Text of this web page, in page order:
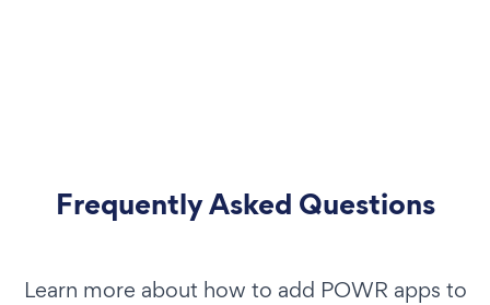
Frequently Asked Questions
Learn more about how to add POWR apps to